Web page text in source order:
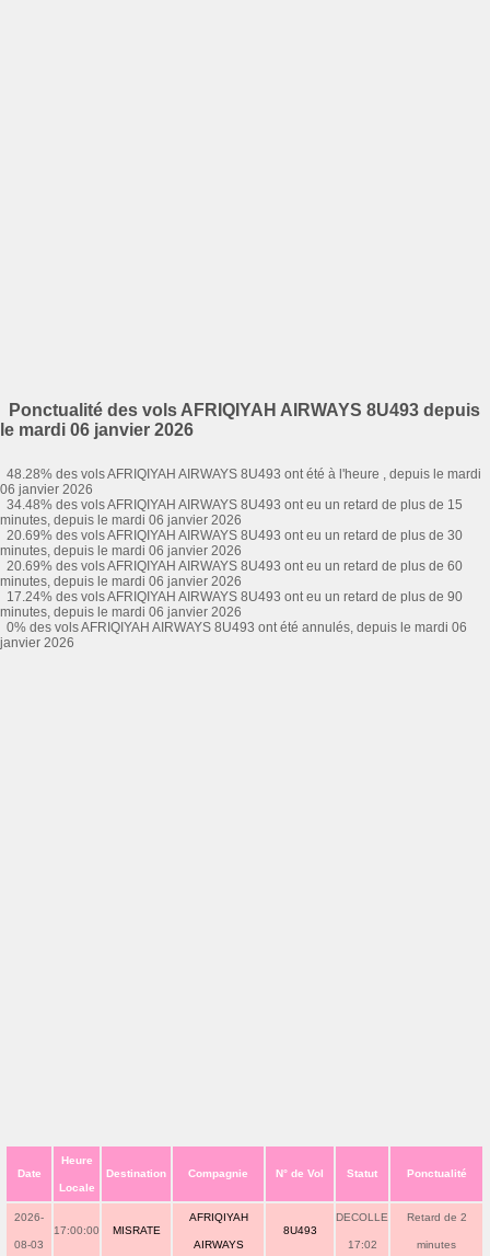
Ponctualité des vols AFRIQIYAH AIRWAYS 8U493 depuis
le mardi 06 janvier 2026
48.28% des vols AFRIQIYAH AIRWAYS 8U493 ont été à l'heure , depuis le mardi
06 janvier 2026
34.48% des vols AFRIQIYAH AIRWAYS 8U493 ont eu un retard de plus de 15
minutes, depuis le mardi 06 janvier 2026
20.69% des vols AFRIQIYAH AIRWAYS 8U493 ont eu un retard de plus de 30
minutes, depuis le mardi 06 janvier 2026
20.69% des vols AFRIQIYAH AIRWAYS 8U493 ont eu un retard de plus de 60
minutes, depuis le mardi 06 janvier 2026
17.24% des vols AFRIQIYAH AIRWAYS 8U493 ont eu un retard de plus de 90
minutes, depuis le mardi 06 janvier 2026
0% des vols AFRIQIYAH AIRWAYS 8U493 ont été annulés, depuis le mardi 06
janvier 2026
Date
Heure
Locale
Destination Compagnie N° de Vol Statut Ponctualité
2026-
08-03
17:00:00 MISRATE
AFRIQIYAH
AIRWAYS
8U493
DECOLLE
17:02
Retard de 2
minutes